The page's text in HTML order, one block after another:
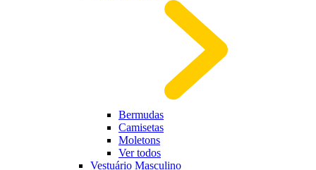
Bermudas
Camisetas
Moletons
Ver todos
Vestuário Masculino